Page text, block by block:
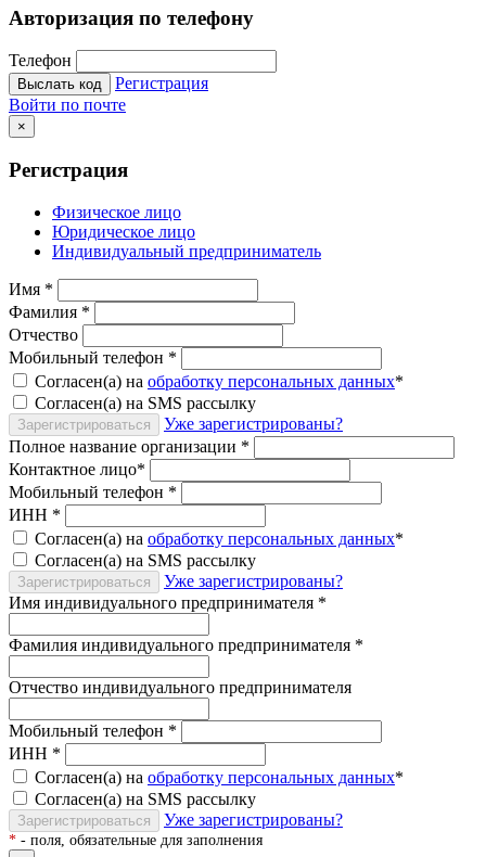
Авторизация по телефону
Телефон
Выслать код
Регистрация
Войти по почте
×
Регистрация
Физическое лицо
Юридическое лицо
Индивидуальный предприниматель
Имя *
Фамилия *
Отчество
Мобильный телефон *
Согласен(а) на обработку персональных данных*
Согласен(а) на SMS рассылку
Зарегистрироваться
Уже зарегистрированы?
Полное название организации *
Контактное лицо*
Мобильный телефон *
ИНН *
Согласен(а) на обработку персональных данных*
Согласен(а) на SMS рассылку
Зарегистрироваться
Уже зарегистрированы?
Имя индивидуального предпринимателя *
Фамилия индивидуального предпринимателя *
Отчество индивидуального предпринимателя
Мобильный телефон *
ИНН *
Согласен(а) на обработку персональных данных*
Согласен(а) на SMS рассылку
Зарегистрироваться Уже зарегистрированы?
* - поля, обязательные для заполнения